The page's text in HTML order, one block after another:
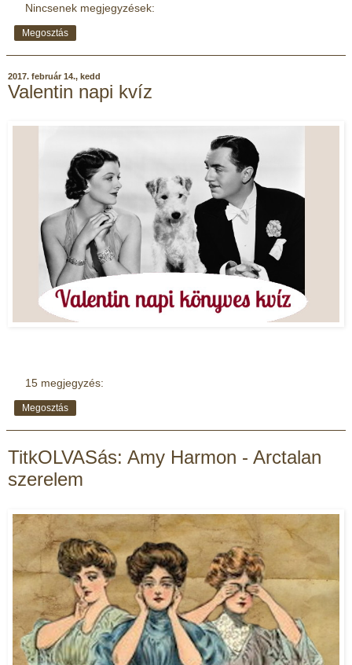
Nincsenek megjegyzések:
Megosztás
2017. február 14., kedd
Valentin napi kvíz
15 megjegyzés:
Megosztás
TitkOLVASás: Amy Harmon - Arctalan
szerelem